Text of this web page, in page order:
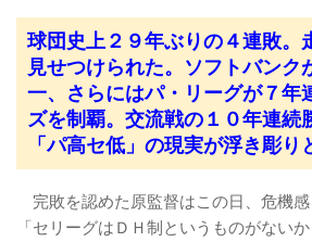
球団史上２９年ぶりの４連敗。
見せつけられた。ソフトバンク
一、さらにはパ・リーグが７年
ズを制覇。交流戦の１０年連続
「パ高セ低」の現実が浮き彫り
完敗を認めた原監督はこの日、危機感
「セリーグはＤＨ制というものがない